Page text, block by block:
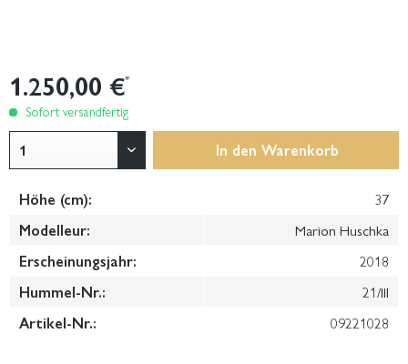
1.250,00 €*
Sofort versandfertig
In den Warenkorb
Höhe (cm):
37
Modelleur:
Marion Huschka
Erscheinungsjahr:
2018
Hummel-Nr.:
21/III
Artikel-Nr.:
09221028